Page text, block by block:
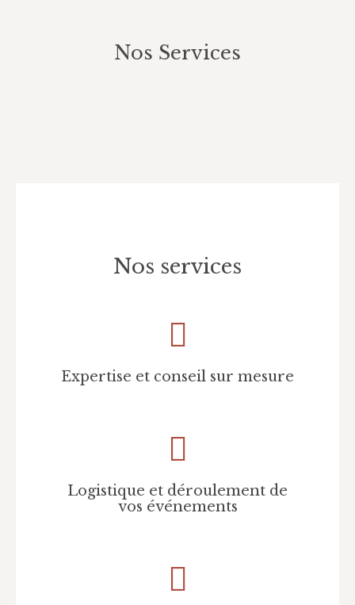
Nos Services
Nos services
Expertise et conseil sur mesure
Logistique et déroulement de
vos événements